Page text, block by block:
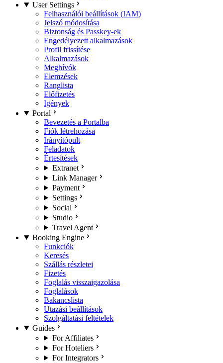
User Settings
Felhasználói beállítások (IAM)
Jelszó módosítása
Biztonság és Passkey-ek
Engedélyezett alkalmazások
Profil frissítése
Alkalmazások
Meghívók
Elemzések
Ranglista
Előfizetés
Igények
Portal
Bevezetés a Portalba
Fiók létrehozása
Irányítópult
Feladatok
Értesítések
Extranet
Link Manager
Payment
Settings
Social
Studio
Travel Agent
Booking Engine
Funkciók
Keresés
Szállás részletei
Fizetés
Foglalás visszaigazolása
Foglalások
Bakancslista
Utazási beállítások
Szolgáltatási feltételek
Guides
For Affiliates
For Hoteliers
For Integrators